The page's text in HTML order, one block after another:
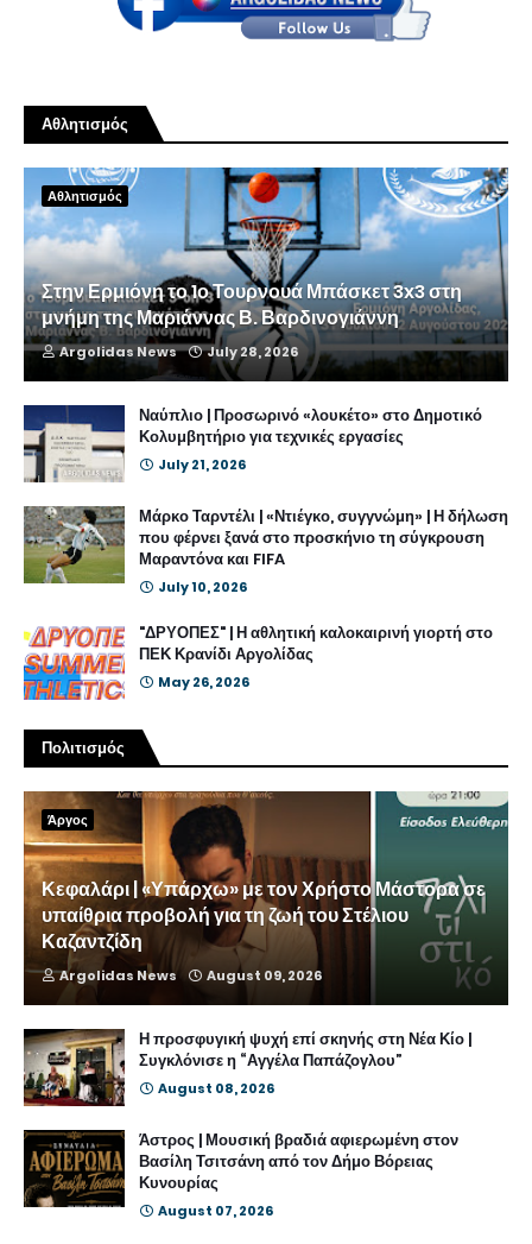
Αθλητισμός
Αθλητισμός
Στην Ερμιόνη το 1ο Τουρνουά Μπάσκετ 3x3 στη
μνήμη της Μαριάννας Β. Βαρδινογιάννη
Argolidas News July 28, 2026
Ναύπλιο | Προσωρινό «λουκέτο» στο Δημοτικό
Κολυμβητήριο για τεχνικές εργασίες
July 21, 2026
Μάρκο Ταρντέλι | «Ντιέγκο, συγγνώμη» | Η δήλωση
που φέρνει ξανά στο προσκήνιο τη σύγκρουση
Μαραντόνα και FIFA
July 10, 2026
"ΔΡΥΟΠΕΣ" | Η αθλητική καλοκαιρινή γιορτή στο
ΠΕΚ Κρανίδι Αργολίδας
May 26, 2026
Πολιτισμός
Άργος
Κεφαλάρι | «Υπάρχω» με τον Χρήστο Μάστορα σε
υπαίθρια προβολή για τη ζωή του Στέλιου
Καζαντζίδη
Argolidas News August 09, 2026
Η προσφυγική ψυχή επί σκηνής στη Νέα Κίο |
Συγκλόνισε η “Αγγέλα Παπάζογλου”
August 08, 2026
Άστρος | Μουσική βραδιά αφιερωμένη στον
Βασίλη Τσιτσάνη από τον Δήμο Βόρειας
Κυνουρίας
August 07, 2026